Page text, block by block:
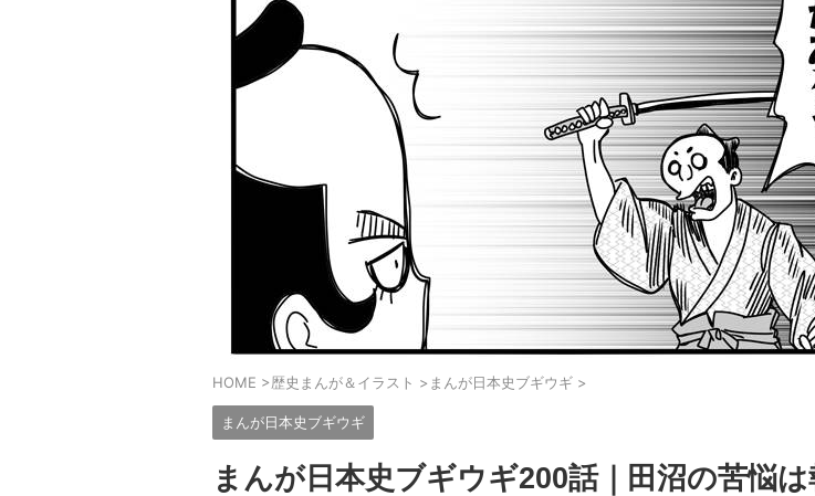
HOME >歴史まんが＆イラスト > まんが日本史ブギウギ >
まんが日本史ブギウギ
まんが日本史ブギウギ200話｜田沼の苦悩